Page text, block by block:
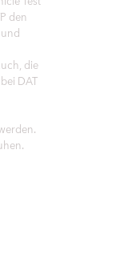
den
die
DAT